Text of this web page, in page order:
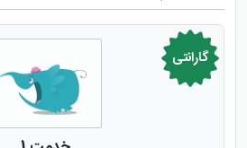
گارانتی